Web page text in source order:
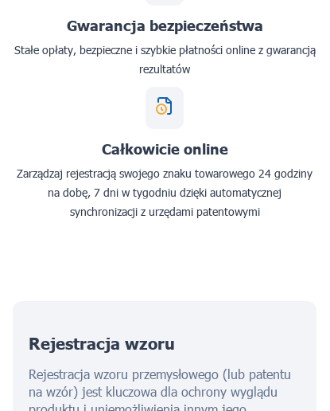
Gwarancja bezpieczeństwa
Stałe opłaty, bezpieczne i szybkie płatności online z gwarancją
rezultatów
Całkowicie online
Zarządzaj rejestracją swojego znaku towarowego 24 godziny
na dobę, 7 dni w tygodniu dzięki automatycznej
synchronizacji z urzędami patentowymi
Rejestracja wzoru
Rejestracja wzoru przemysłowego (lub patentu
na wzór) jest kluczowa dla ochrony wyglądu